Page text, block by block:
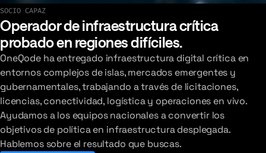
Ver nuestros últimos despliegues
SOCIO CAPAZ
Operador de infraestructura crítica
probado en regiones difíciles.
OneQode ha entregado infraestructura digital crítica en
entornos complejos de islas, mercados emergentes y
gubernamentales, trabajando a través de licitaciones,
licencias, conectividad, logística y operaciones en vivo.
Ayudamos a los equipos nacionales a convertir los
objetivos de política en infraestructura desplegada.
Hablemos sobre el resultado que buscas.